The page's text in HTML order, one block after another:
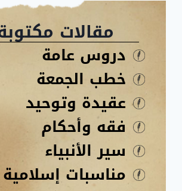
مقالات
دروس عامة
خطب الجمعة
عقيدة وتوحيد
فقه وأحكام
سير الأنبياء
مناسبات إسلامية